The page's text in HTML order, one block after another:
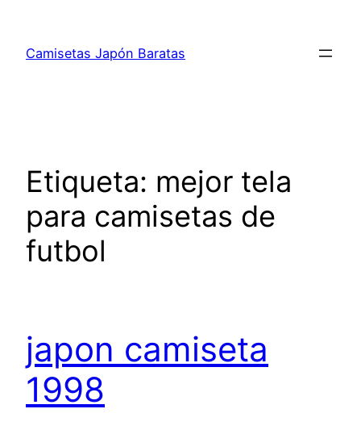
contenido
Camisetas Japón Baratas
Etiqueta: mejor tela
para camisetas de
futbol
japon camiseta
1998